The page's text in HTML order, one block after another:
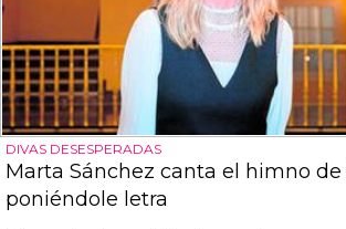
DIVAS DESESPERADAS
Marta Sánchez canta el himno de
poniéndole letra